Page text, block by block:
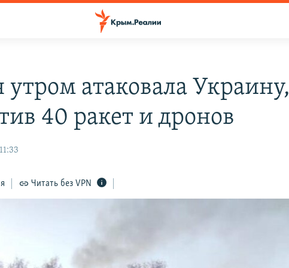
утром атаковала Украину,
40 ракет и дронов
Читать без VPN